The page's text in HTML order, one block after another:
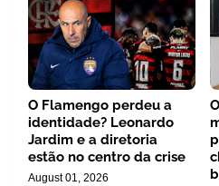
O Flamengo perdeu a
identidade? Leonardo
Jardim e a diretoria
estão no centro da crise
August 01, 2026